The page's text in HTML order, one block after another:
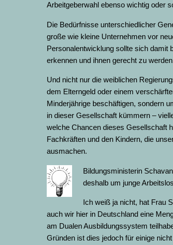
Arbeitgeberwahl ebenso wichtig oder
Die Bedürfnisse unterschiedlicher
große wie kleine Unternehmen vor
Personalentwicklung sollte sich damit
erkennen und ihnen gerecht zu
Und nicht nur die weiblichen
dem Elterngeld oder einem
Minderjährige beschäftigen, sondern
in dieser Gesellschaft kümmern –
welche Chancen dieses Gesellschaft
Fachkräften und den Kindern, die
ausmachen.
Bildungsministerin
deshalb um junge
Ich weiß ja nicht, hat Frau
auch wir hier in Deutschland eine
am Dualen Ausbildungssystem
Gründen ist dies jedoch für einige